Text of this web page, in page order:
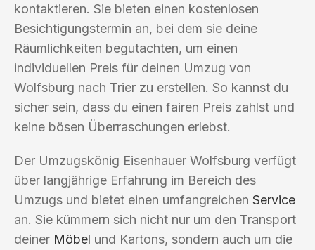
kontaktieren. Sie bieten einen kostenlosen
Besichtigungstermin an, bei dem sie deine
Räumlichkeiten begutachten, um einen
individuellen Preis für deinen Umzug von
Wolfsburg nach Trier zu erstellen. So kannst du
sicher sein, dass du einen fairen Preis zahlst und
keine bösen Überraschungen erlebst.
Der Umzugskönig Eisenhauer Wolfsburg verfügt
über langjährige Erfahrung im Bereich des
Umzugs und bietet einen umfangreichen Service
an. Sie kümmern sich nicht nur um den Transport
deiner Möbel und Kartons, sondern auch um die